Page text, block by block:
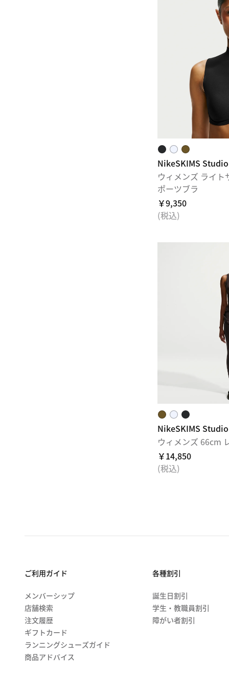
NikeSKIMS
ウィメンズ ライ
ポーツブラ
￥9,350
(税込)
NikeSKIMS
ウィメンズ 66cm
￥14,850
(税込)
ご利用ガイド
メンバーシップ
店舗検索
注文履歴
ギフトカード
ランニングシューズガイド
商品アドバイス
各種割引
誕生日割引
学生・教職員割引
障がい者割引